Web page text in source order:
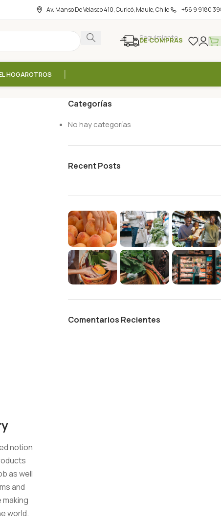
Av. Manso De Velasco 410, Curicó, Maule, Chile +56 9 9180
Seguimiento
DE COMPRAS
HOGAROTROS
notion
as well
and
making
world.
Categorías
No hay categorías
Recent Posts
Comentarios Recientes